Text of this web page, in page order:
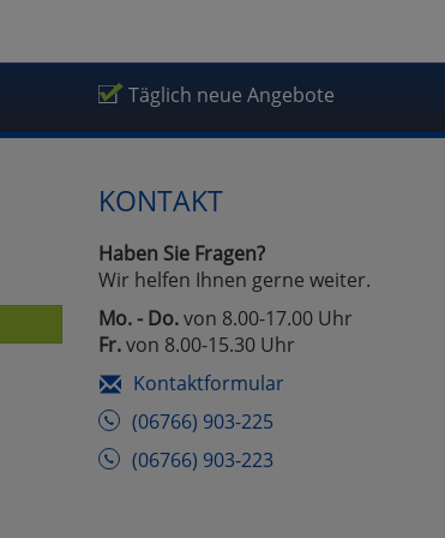
Täglich neue Angebote
KONTAKT
Haben Sie Fragen?
Wir helfen Ihnen gerne weiter.
Mo. - Do.von 8.00-17.00 Uhr
Fr.von 8.00-15.30 Uhr
Kontaktformular
(06766) 903-225
(06766) 903-223
Cookies
Alle Akzeptieren